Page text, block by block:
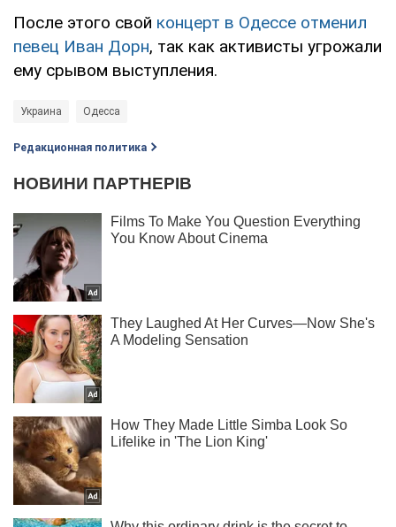
После этого свой концерт в Одессе отменил
певец Иван Дорн, так как активисты угрожали
ему срывом выступления.
Украина Одесса
Редакционная политика